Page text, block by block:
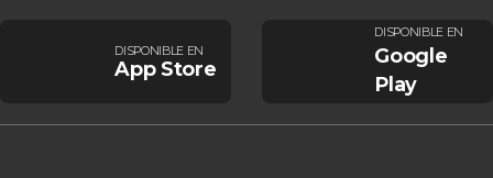
DISPONIBLE EN
App Store
DISPONIBLE EN
Google
Play